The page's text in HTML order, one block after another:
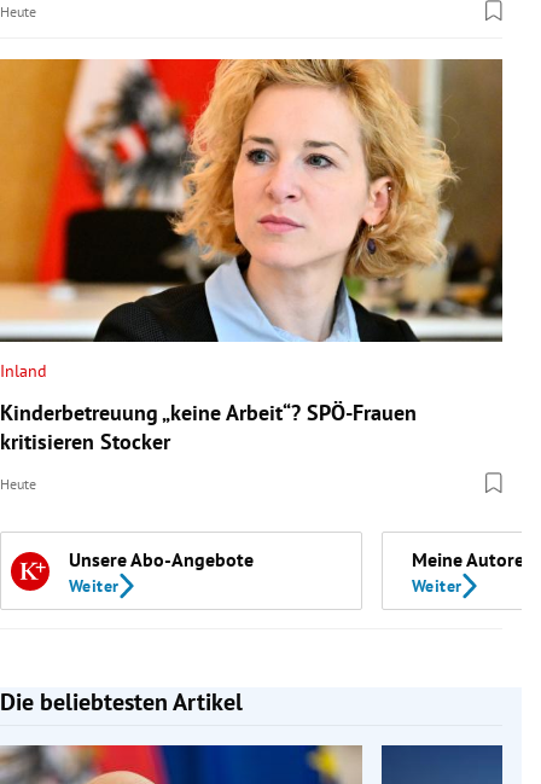
Heute
Inland
Kinderbetreuung „keine Arbeit“? SPÖ-Frauen
kritisieren Stocker
Heute
Unsere Abo-Angebote
Weiter
Meine Autoren
Weiter
Die beliebtesten Artikel
Slide 1 von 7